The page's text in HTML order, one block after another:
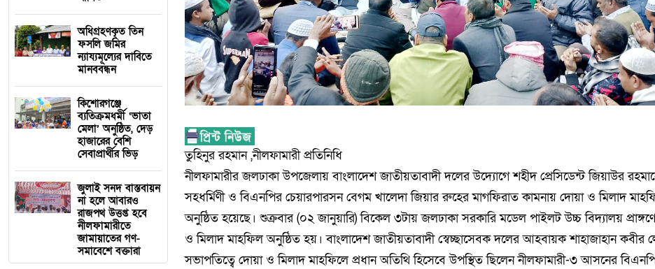
অধিগ্রহণকৃত তিন
ফসলি জমির
ন্যায্যমূল্যের দাবিতে
মানববন্ধন
কিশোরগঞ্জে
ব্যতিক্রমধর্মী ‘ভাতা
মেলা’ অনুষ্ঠিত, দেড়
হাজারের বেশি
সেবাপ্রার্থীর ভিড়
জুলাই সনদ বাস্তবায়ন
না হলে আবারও
রাজপথ উত্তপ্ত হবে
নীলফামারীতে
জামায়াতের গণ-
সমাবেশে বক্তারা
তুহিনুর রহমান ,নীলফামারী প্রতিনিধি
নীলফামারীর জলঢাকা উপজেলায় বাংলাদেশ জাতীয়তাবাদী দলের উদ্যোগে শহীদ প্রেসিডেন্ট জিয়াউর
সহধর্মিণী ও বিএনপির চেয়ারপারসন বেগম খালেদা জিয়ার রুহের মাগফিরাত কামনায় দোয়া ও মিলাদ
অনুষ্ঠিত হয়েছে। শুক্রবার (০২ জানুয়ারি) বিকেল ৩টায় জলঢাকা সরকারি মডেল পাইলট উচ্চ বিদ্যালয়
ও মিলাদ মাহফিল অনুষ্ঠিত হয়। বাংলাদেশ জাতীয়তাবাদী স্বেচ্ছাসেবক দলের আহবায়ক শাহাজাহান কবীর
সভাপতিত্বে দোয়া ও মিলাদ মাহফিলে প্রধান অতিথি হিসেবে উপস্থিত ছিলেন নীলফামারী-৩ আসনের